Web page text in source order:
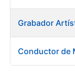
Grabador